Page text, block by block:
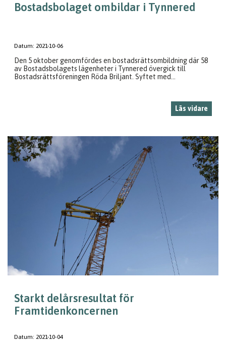
Bostadsbolaget ombildar i Tynnered
Datum: 2021-10-06
Den 5 oktober genomfördes en bostadsrättsombildning där 58
av Bostadsbolagets lägenheter i Tynnered övergick till
Bostadsrättsföreningen Röda Briljant. Syftet med...
Läs vidare
Starkt delårsresultat för
Framtidenkoncernen
Datum: 2021-10-04